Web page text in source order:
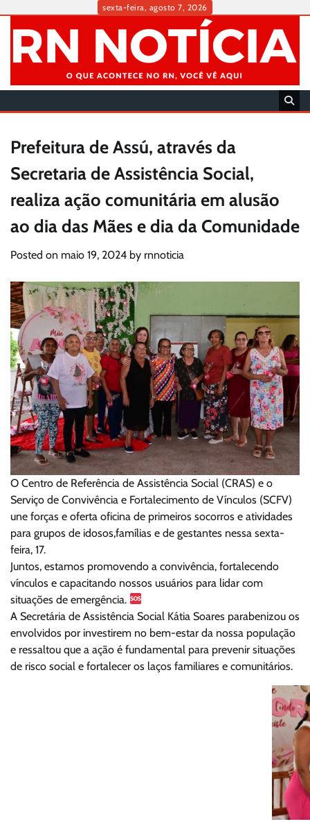
content
sexta-feira, agosto 7, 2026
Prefeitura de Assú, através da
Secretaria de Assistência Social,
realiza ação comunitária em alusão
ao dia das Mães e dia da Comunidade
Posted on maio 19, 2024 by rnnoticia
O Centro de Referência de Assistência Social (CRAS) e o
Serviço de Convivência e Fortalecimento de Vínculos (SCFV)
une forças e oferta oficina de primeiros socorros e atividades
para grupos de idosos,famílias e de gestantes nessa sexta-
feira, 17.
Juntos, estamos promovendo a convivência, fortalecendo
vínculos e capacitando nossos usuários para lidar com
situações de emergência.
A Secretária de Assistência Social Kátia Soares parabenizou os
envolvidos por investirem no bem-estar da nossa população
e ressaltou que a ação é fundamental para prevenir situações
de risco social e fortalecer os laços familiares e comunitários.